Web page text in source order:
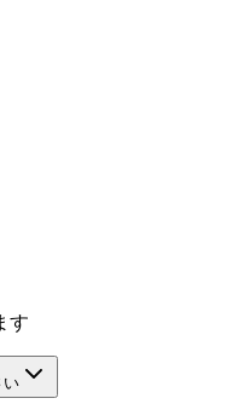
す
い